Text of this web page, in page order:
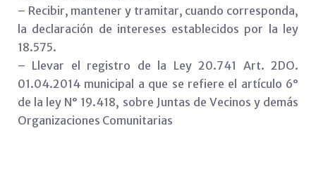
– Recibir, mantener y tramitar, cuando corresponda,
la declaración de intereses establecidos por la ley
18.575.
– Llevar el registro de la Ley 20.741 Art. 2DO.
01.04.2014 municipal a que se refiere el artículo 6°
de la ley N° 19.418, sobre Juntas de Vecinos y demás
Organizaciones Comunitarias